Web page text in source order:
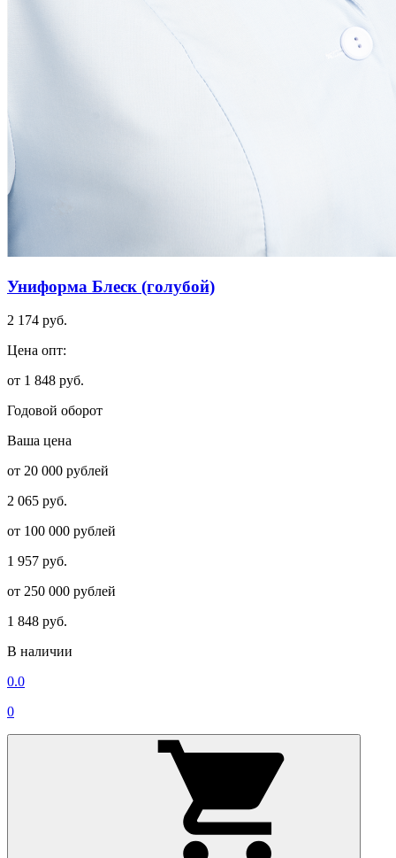
Униформа Блеск (голубой)
2 174 руб.
Цена опт:
от 1 848 руб.
Годовой оборот
Ваша цена
от 20 000 рублей
2 065 руб.
от 100 000 рублей
1 957 руб.
от 250 000 рублей
1 848 руб.
В наличии
0.0
0